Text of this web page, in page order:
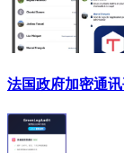
法国政府加密通